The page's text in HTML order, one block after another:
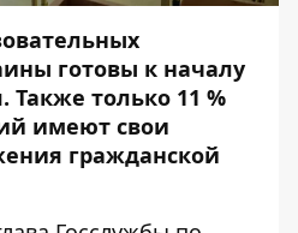
готовы к началу
только 11 %
имеют свои
гражданской